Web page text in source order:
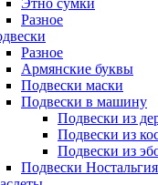
Этно сумки
Разное
Разное
Армянские буквы
Подвески маски
Подвески в машину
Подвески из
Подвески из
Подвески из
Подвески Ностальгия